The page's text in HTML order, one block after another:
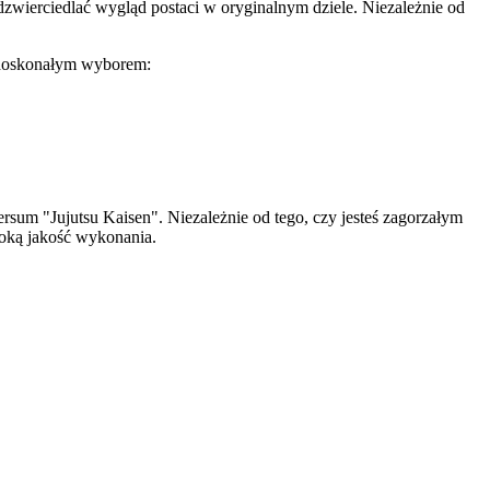
wygląd postaci w oryginalnym dziele. Niezależnie od
wyborem:
"Jujutsu Kaisen". Niezależnie od tego, czy jesteś zagorzałym
jakość wykonania.